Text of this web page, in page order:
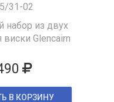
31-02
набор из двух
Glencairn
В КОРЗИНУ